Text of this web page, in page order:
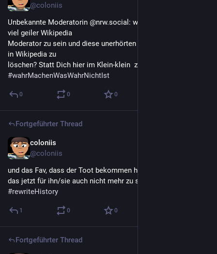
@coloniis
Unbekannte Moderatorin @nrw.social: wär es für dich nicht
viel geiler Wikipedia
Moderator zu sein und diese unerhörten Fakenews und Lügen
in Wikipedia zu
#wahrMachenWasWahrNichtIst
0 0 0
Fortgeführter Thread
coloniis
@coloniis
und das Fav, dass der Toot bekommen hat? wer war das? Ist
#rewriteHistory
1 0 0
Fortgeführter Thread